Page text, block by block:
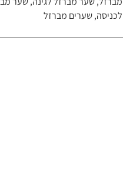
לכניסה,שערים מברזל